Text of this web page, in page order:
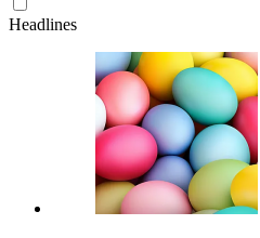
Headlines